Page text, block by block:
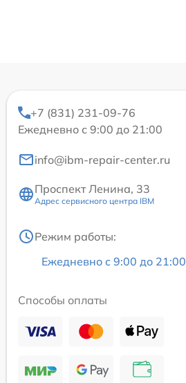
+7 (831) 231-09-76
Ежедневно с 9:00 до 21:00
info@ibm-repair-center.ru
Проспект Ленина, 33
Адрес сервисного центра IBM
Режим работы:
Ежедневно с 9:00 до 21:00
Способы оплаты